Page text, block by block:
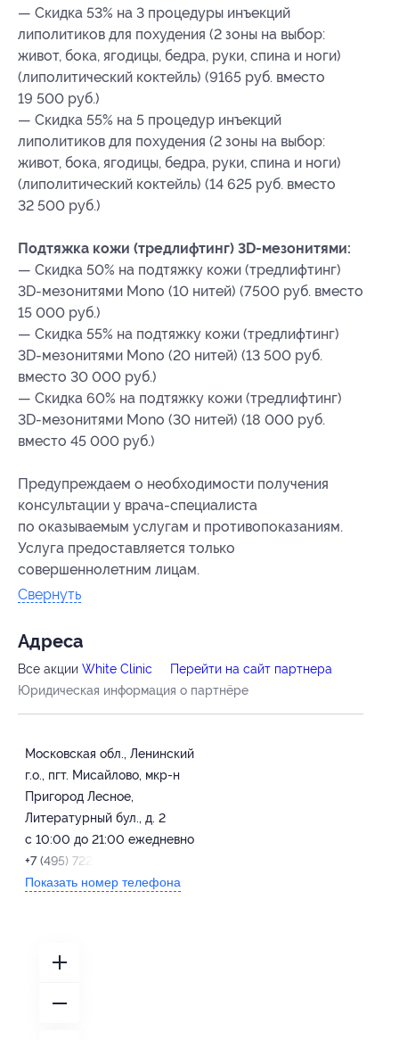
— Скидка 53% на 3 процедуры инъекций
липолитиков для похудения (2 зоны на выбор:
живот, бока, ягодицы, бедра, руки, спина и ноги)
(липолитический коктейль) (9165 руб. вместо
19 500 руб.)
— Скидка 55% на 5 процедур инъекций
липолитиков для похудения (2 зоны на выбор:
живот, бока, ягодицы, бедра, руки, спина и ноги)
(липолитический коктейль) (14 625 руб. вместо
32 500 руб.)
Подтяжка кожи (тредлифтинг) 3D-мезонитями:
— Скидка 50% на подтяжку кожи (тредлифтинг)
3D-мезонитями Mono (10 нитей) (7500 руб. вместо
15 000 руб.)
— Скидка 55% на подтяжку кожи (тредлифтинг)
3D-мезонитями Mono (20 нитей) (13 500 руб.
вместо 30 000 руб.)
— Скидка 60% на подтяжку кожи (тредлифтинг)
3D-мезонитями Mono (30 нитей) (18 000 руб.
вместо 45 000 руб.)
Предупреждаем о необходимости получения
консультации у врача-специалиста
по оказываемым услугам и противопоказаниям.
Услуга предоставляется только
совершеннолетним лицам.
Свернуть
Адресa
Все акции White Clinic
Перейти на сайт партнера
Юридическая информация о партнёре
Московская обл., Ленинский
г.о., пгт. Мисайлово, мкр-н
Пригород Лесное,
Литературный бул., д. 2
с 10:00 до 21:00 ежедневно
+7 (495) 722-33-19
Показать номер телефона